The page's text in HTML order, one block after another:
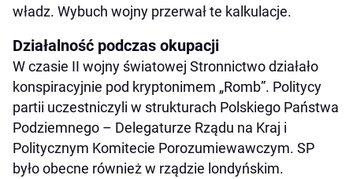
władz. Wybuch wojny przerwał te kalkulacje.
Działalność podczas okupacji
W czasie II wojny światowej Stronnictwo działało
konspiracyjnie pod kryptonimem „Romb”. Politycy
partii uczestniczyli w strukturach Polskiego Państwa
Podziemnego – Delegaturze Rządu na Kraj i
Politycznym Komitecie Porozumiewawczym. SP
było obecne również w rządzie londyńskim.